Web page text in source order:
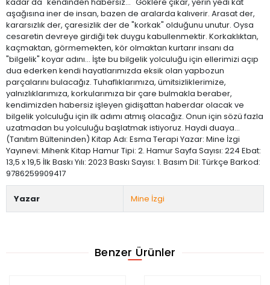
aşağısına iner de insan, bazen de aralarda kalıverir. Arasat der,
kararsızlık der, çaresizlik der de "korkak" olduğunu unutur. Oysa
cesaretin devreye girdiği tek duygu kabullenmektir. Korkaklıktan,
kaçmaktan, görmemekten, kör olmaktan kurtarır insanı da
"bilgelik" koyar adını… İşte bu bilgelik yolculuğu için ellerimizi açıp
dua ederken kendi hayatlarımızda eksik olan yapbozun
parçalarını bulacağız. Tuhaflıklarımıza, ümitsizliklerimize,
yalnızlıklarımıza, korkularımıza bir çare bulmakla beraber,
kendimizden habersiz işleyen gidişattan haberdar olacak ve
bilgelik yolculuğu için ilk adımı atmış olacağız. Onun için sözü fazla
uzatmadan bu yolculuğu başlatmak istiyoruz. Haydi duaya…
(Tanıtım Bülteninden) Kitap Adı: Esma Terapi Yazar: Mine İzgi
Yayınevi: Mihenk Kitap Hamur Tipi: 2. Hamur Sayfa Sayısı: 224 Ebat:
13,5 x 19,5 İlk Baskı Yılı: 2023 Baskı Sayısı: 1. Basım Dil: Türkçe Barkod:
9786259909417
Yazar Mine İzgi
Benzer Ürünler